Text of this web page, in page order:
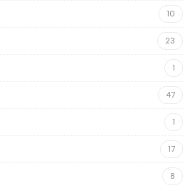
10
23
1
47
1
17
8